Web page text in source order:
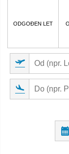
ODGOĐEN LET